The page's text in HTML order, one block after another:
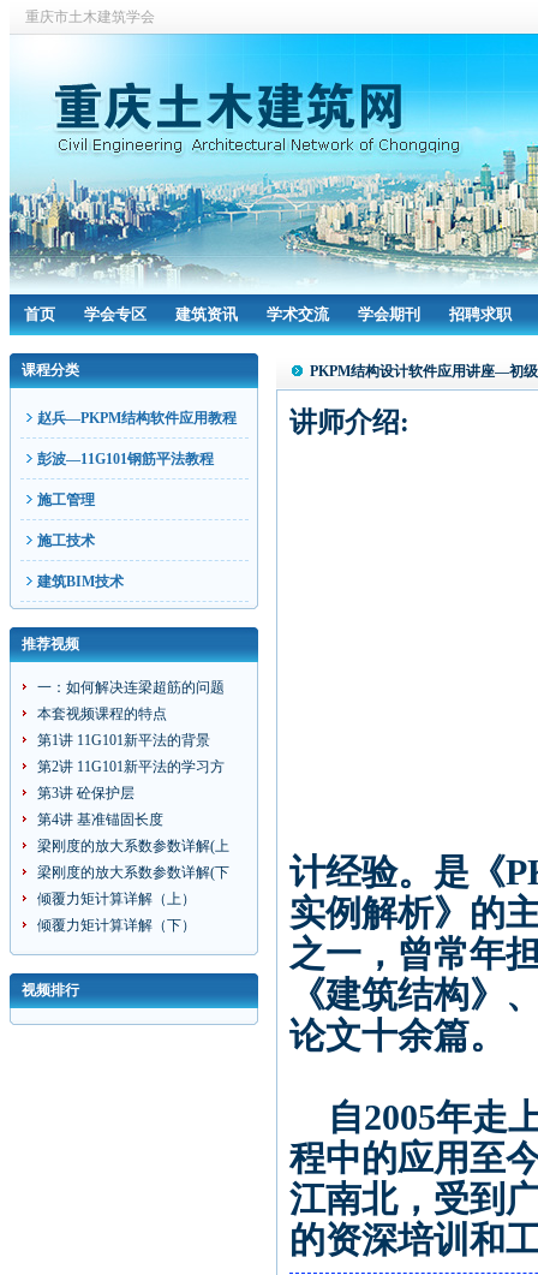
重庆市土木建筑学会
首页 学会专区 建筑资讯 学术交流 学会期刊 招聘求职
课程分类
赵兵—PKPM结构软件应用教程
彭波—11G101钢筋平法教程
施工管理
施工技术
建筑BIM技术
推荐视频
一：如何解决连梁超筋的问题
本套视频课程的特点
第1讲 11G101新平法的背景
第2讲 11G101新平法的学习方
第3讲 砼保护层
第4讲 基准锚固长度
梁刚度的放大系数参数详解(上
梁刚度的放大系数参数详解(下
倾覆力矩计算详解（上）
倾覆力矩计算详解（下）
视频排行
PKPM结构设计软件应用讲座—初
讲师介绍:
计经验。是《
实例解析》的
之一，曾常年
《建筑结构》
论文十余篇。
自2005年走
程中的应用至
江南北，受到
的资深培训和